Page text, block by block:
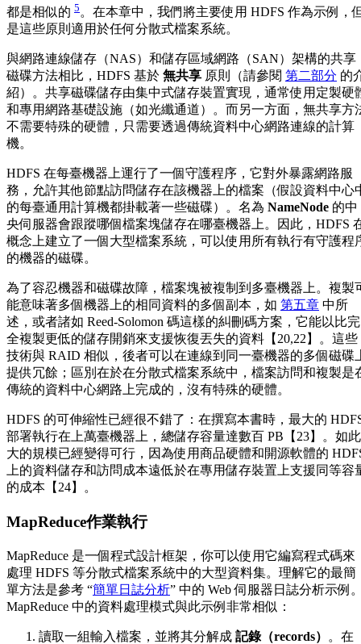
都是相似的 5 。在本章中，我們將主要使用 HDFS 作為示例，
是這些原則適用於任何分散式檔案系統。
與網路連線儲存（NAS）和儲存區域網路（SAN）架構的共享
磁碟方法相比，HDFS 基於 無共享 原則（請參閱 第二部分 的
紹）。共享磁碟儲存由集中式儲存裝置實現，通常使用定製硬
和專用網路基礎設施（如光纖通道）。而另一方面，無共享方
不需要特殊的硬體，只需要透過傳統資料中心網路連線的計算
機。
HDFS 在每臺機器上運行了一個守護程序，它對外暴露網路服
務，允許其他節點訪問儲存在該機器上的檔案（假設資料中心
的每臺通用計算機都掛載著一些磁碟）。名為 NameNode 的中
央伺服器會跟蹤哪個檔案塊儲存在哪臺機器上。因此，HDFS
概念上建立了一個大型檔案系統，可以使用所有執行有守護程
的機器的磁碟。
為了容忍機器和磁碟故障，檔案塊被複制到多臺機器上。複製
能意味著多個機器上的相同資料的多個副本，如 第五章 中所
述，或者諸如 Reed-Solomon 碼這樣的糾刪碼方案，它能以比完
全複製更低的儲存開銷來支援恢復丟失的資料【20,22】。這些
技術與 RAID 相似，後者可以在連線到同一臺機器的多個磁碟
提供冗餘；區別在於在分散式檔案系統中，檔案訪問和複製是
傳統的資料中心網路上完成的，沒有特殊的硬體。
HDFS 的可伸縮性已經很不錯了：在撰寫本書時，最大的
部署執行在上萬臺機器上，總儲存容量達數百 PB【23】。如此
大的規模已經變得可行，因為使用商品硬體和開源軟體的
上的資料儲存和訪問成本遠低於在專用儲存裝置上支援同等容
的成本【24】。
MapReduce作業執行
MapReduce 是一個程式設計框架，你可以使用它編寫程式碼來
處理 HDFS 等分散式檔案系統中的大型資料集。理解它的最簡
單方法是參考 “簡單日誌分析” 中的 Web 伺服器日誌分析示例
MapReduce 中的資料處理模式與此示例非常相似：
讀取一組輸入檔案，並將其分解成 記錄（records）
。在